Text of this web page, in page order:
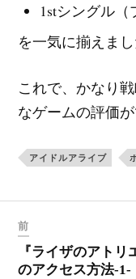
1stシングル（
を一気に揃えまし
これで、かなり
なゲームの評価が
アイドルアライブ
前
『ライザのアト
のアクセス方法-1-